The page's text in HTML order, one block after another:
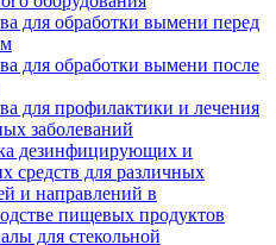
для обработки вымени перед
для обработки вымени после
для профилактики и лечения
заболеваний
дезинфицирующих и
средств для различных
и направлений в
пищевых продуктов
для стекольной